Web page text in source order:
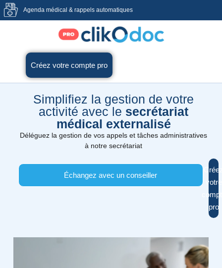
Agenda médical & rappels automatiques
Créez votre compte pro
Simplifiez la gestion de votre
activité avec le secrétariat
médical externalisé
Déléguez la gestion de vos appels et tâches administratives
à notre secrétariat
Échangez avec un conseiller
votre
pro